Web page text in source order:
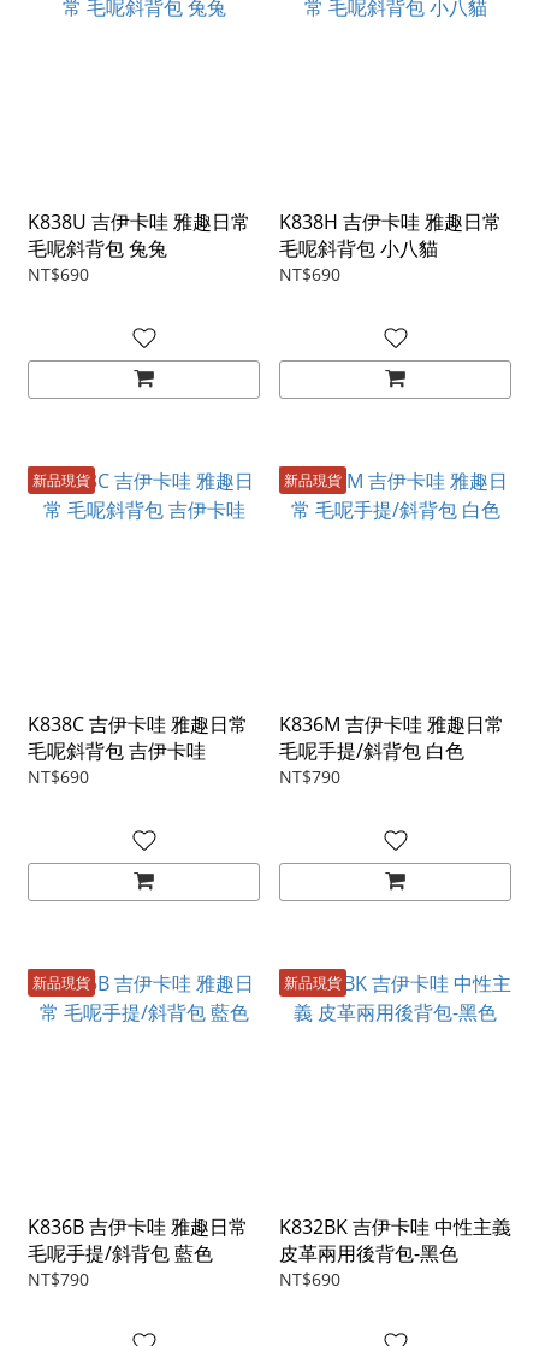
K838U 吉伊卡哇 雅趣日常
毛呢斜背包 兔兔
NT$690
K838H 吉伊卡哇 雅趣日常
毛呢斜背包 小八貓
NT$690
新品現貨
K838C 吉伊卡哇 雅趣日常
毛呢斜背包 吉伊卡哇
NT$690
新品現貨
K836M 吉伊卡哇 雅趣日常
毛呢手提/斜背包 白色
NT$790
新品現貨
K836B 吉伊卡哇 雅趣日常
毛呢手提/斜背包 藍色
NT$790
新品現貨
K832BK 吉伊卡哇 中性主義
皮革兩用後背包-黑色
NT$690